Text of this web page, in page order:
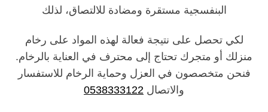
البنفسجية مستقرة ومضادة للالتصاق، لذلك
لكي تحصل على نتيجة فعالة لهذه المواد على رخام
منزلك أو متجرك تحتاج إلى محترف في العناية بالرخام.
فنحن متخصصون في العزل وحماية الرخام للاستفسار
والاتصال 0538333122